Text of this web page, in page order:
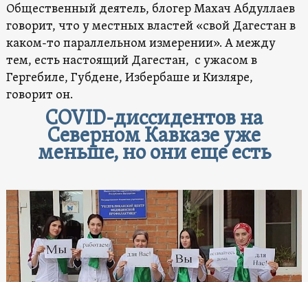
Общественный деятель, блогер Махач Абдуллаев
говорит, что у местных властей «свой Дагестан в
каком-то параллельном измерении». А между
тем, есть настоящий Дагестан, с ужасом в
Гергебиле, Губдене, Избербаше и Кизляре,
говорит он.
COVID-диссидентов на
Северном Кавказе уже
меньше, но они еще есть